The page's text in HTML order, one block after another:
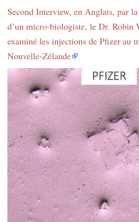
Second Interview, en Anglais, par
d’un micro-biologiste, le Dr. Robin
examiné les injections de Pfizer au
Nouvelle-Zélande